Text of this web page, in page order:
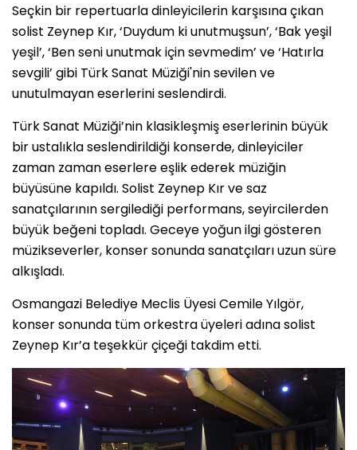
Seçkin bir repertuarla dinleyicilerin karşısına çıkan
solist Zeynep Kır, ‘Duydum ki unutmuşsun’, ‘Bak yeşil
yeşil’, ‘Ben seni unutmak için sevmedim’ ve ‘Hatırla
sevgili’ gibi Türk Sanat Müziği'nin sevilen ve
unutulmayan eserlerini seslendirdi.
Türk Sanat Müziği’nin klasikleşmiş eserlerinin büyük
bir ustalıkla seslendirildiği konserde, dinleyiciler
zaman zaman eserlere eşlik ederek müziğin
büyüsüne kapıldı. Solist Zeynep Kır ve saz
sanatçılarının sergilediği performans, seyircilerden
büyük beğeni topladı. Geceye yoğun ilgi gösteren
müzikseverler, konser sonunda sanatçıları uzun süre
alkışladı.
Osmangazi Belediye Meclis Üyesi Cemile Yılgör,
konser sonunda tüm orkestra üyeleri adına solist
Zeynep Kır’a teşekkür çiçeği takdim etti.